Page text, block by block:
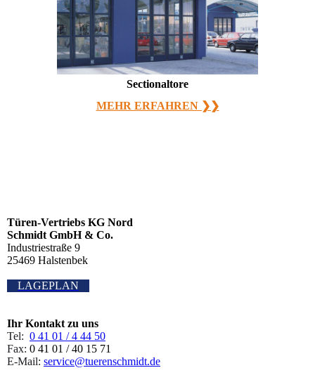
Sectionaltore
MEHR ERFAHREN ❯❯
Türen-Vertriebs KG Nord
Schmidt GmbH & Co.
Industriestraße 9
25469 Halstenbek
LAGEPLAN
Ihr Kontakt zu uns
Tel: 0 41 01 / 4 44 50
Fax: 0 41 01 / 40 15 71
E-Mail: service@tuerenschmidt.de